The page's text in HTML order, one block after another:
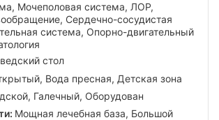
Мочеполовая система, ЛОР,
Сердечно-сосудистая
система, Опорно-двигательный
стол
Вода пресная, Детская зона
Галечный, Оборудован
Мощная лечебная база, Большой